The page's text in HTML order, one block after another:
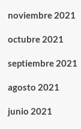
noviembre 2021
octubre 2021
septiembre 2021
agosto 2021
junio 2021